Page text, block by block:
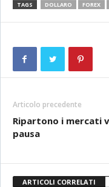
TAGS DOLLARO FOREX
Articolo precedente
Ripartono i mercati
pausa
ARTICOLI CORRELATI